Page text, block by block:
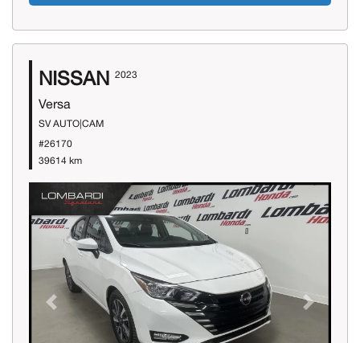
NISSAN 2023
Versa
SV AUTO|CAM
#26170
39614 km
Previous Next